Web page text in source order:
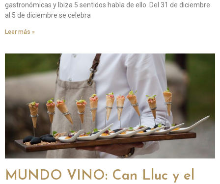
gastronómicas y Ibiza 5 sentidos habla de ello. Del 31 de diciembre
al 5 de diciembre se celebra
Leer más »
MUNDO VINO: Can Lluc y el